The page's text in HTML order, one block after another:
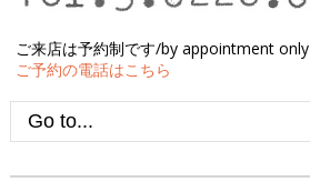
ご来店は予約制です/by appointment only
ご予約の電話はこちら